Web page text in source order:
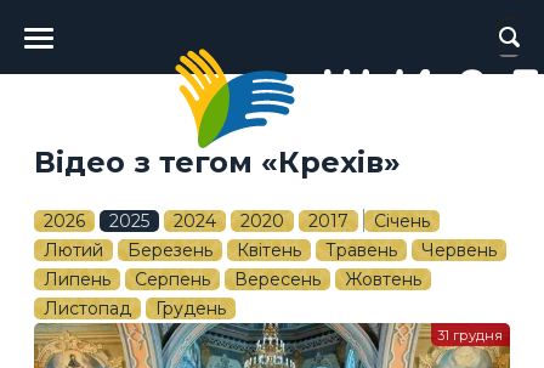
Головне
меню
Відео з тегом «Крехів»
2026 2025 2024 2020 2017
Січень
Лютий
Березень Квітень Травень
Червень
Липень
Серпень Вересень
Жовтень
Листопад
Грудень
31 грудня